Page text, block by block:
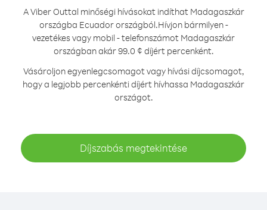
A Viber Outtal minőségi hívásokat indíthat Madagaszkár
országba Ecuador országból.Hívjon bármilyen -
vezetékes vagy mobil - telefonszámot Madagaszkár
országban akár 99.0 ¢ díjért percenként.
Vásároljon egyenlegcsomagot vagy hívási díjcsomagot,
hogy a legjobb percenkénti díjért hívhassa Madagaszkár
országot.
Díjszabás megtekintése